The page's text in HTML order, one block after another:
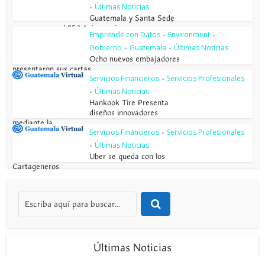
• Últimas Noticias
Guatemala y Santa Sede
conmemoran el 85.º Aniversario...
Emprende con Datos • Environment •
Gobierno • Guatemala • Últimas Noticias
Ocho nuevos embajadores
presentaron sus cartas...
Servicios Financieros • Servicios Profesionales
• Últimas Noticias
Hankook Tire Presenta
diseños innovadores
mediante la...
Servicios Financieros • Servicios Profesionales
• Últimas Noticias
Uber se queda con los
Cartageneros
Últimas Noticias